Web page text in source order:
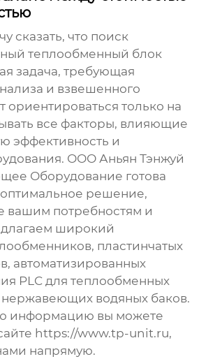
сказать, что поиск
теплообменный блок
задача, требующая
и взвешенного
ориентироваться только на
все факторы, влияющие
эффективность и
ООО Аньян Тэнжуй
Оборудование готова
решение,
вашим потребностям и
широкий
пластинчатых
автоматизированных
PLC для теплообменных
нержавеющих водяных баков.
информацию вы можете
https://www.tp-unit.ru,
напрямую.